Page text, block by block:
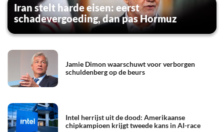
Iran stelt harde eisen: eerst
schadevergoeding, dan pas Hormuz
Jamie Dimon waarschuwt voor verborgen
schuldenberg op de beurs
Intel herrijst uit de dood: Amerikaanse
chipkampioen krijgt tweede kans in AI-race